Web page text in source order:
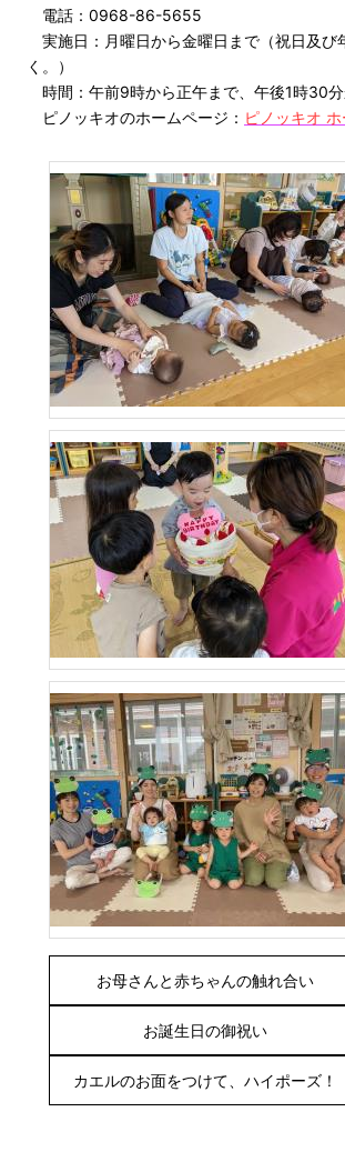
電話：0968-86-5655
実施日：月曜日から金曜日まで（祝日及び
く。）
時間：午前9時から正午まで、午後1時30
ピノッキオのホームページ： ピノッキオ
お母さんと赤ちゃんの触れ合い
お誕生日の御祝い
カエルのお面をつけて、ハイポーズ！